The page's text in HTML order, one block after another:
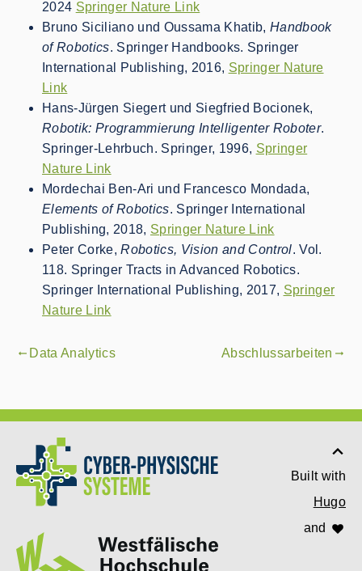
2024 Springer Nature Link
Bruno Siciliano und Oussama Khatib, Handbook
of Robotics. Springer Handbooks. Springer
International Publishing, 2016, Springer Nature
Link
Hans-Jürgen Siegert und Siegfried Bocionek,
Robotik: Programmierung Intelligenter Roboter.
Springer-Lehrbuch. Springer, 1996, Springer
Nature Link
Mordechai Ben-Ari und Francesco Mondada,
Elements of Robotics. Springer International
Publishing, 2018, Springer Nature Link
Peter Corke,Robotics, Vision and Control. Vol.
118. Springer Tracts in Advanced Robotics.
Springer International Publishing, 2017, Springer
Nature Link
gdoc_arrow_left_alt Data Analytics Abschlussarbeiten gdoc_arrow_right_alt
Built with
Hugo
and